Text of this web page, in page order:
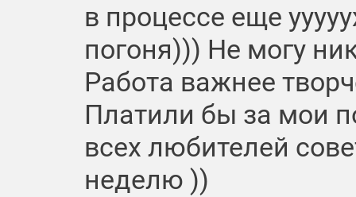
в процессе еще
погоня))) Не могу
Работа важнее
Платили бы за мои
всех любителей
неделю ))